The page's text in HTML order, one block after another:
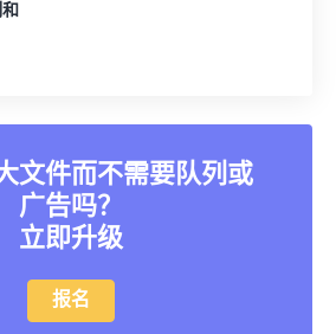
文件而不需要队列或
广告吗？
立即升级
报名